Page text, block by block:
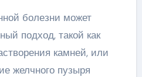
болезни может
подход, такой как
камней, или
желчного пузыря